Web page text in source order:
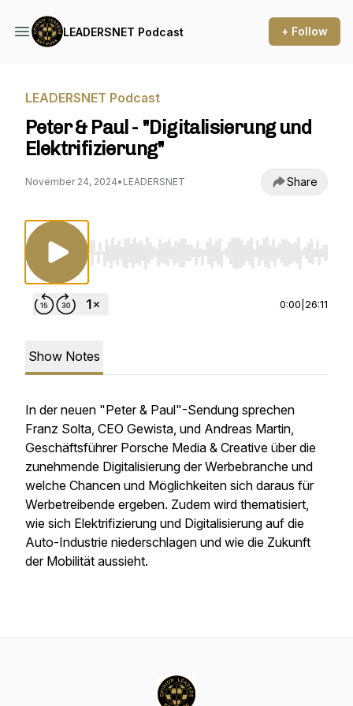
LEADERSNET Podcast + Follow
LEADERSNET Podcast
Peter & Paul - "Digitalisierung und
Elektrifizierung"
November 24, 2024• LEADERSNET Share
Use Left/Right to seek, Home/End to jump
0:00 26:11
Show Notes
In der neuen "Peter & Paul"-Sendung sprechen
Franz Solta, CEO Gewista, und Andreas Martin,
Geschäftsführer Porsche Media & Creative über die
zunehmende Digitalisierung der Werbebranche und
welche Chancen und Möglichkeiten sich daraus für
Werbetreibende ergeben. Zudem wird thematisiert,
wie sich Elektrifizierung und Digitalisierung auf die
Auto-Industrie niederschlagen und wie die Zukunft
der Mobilität aussieht.